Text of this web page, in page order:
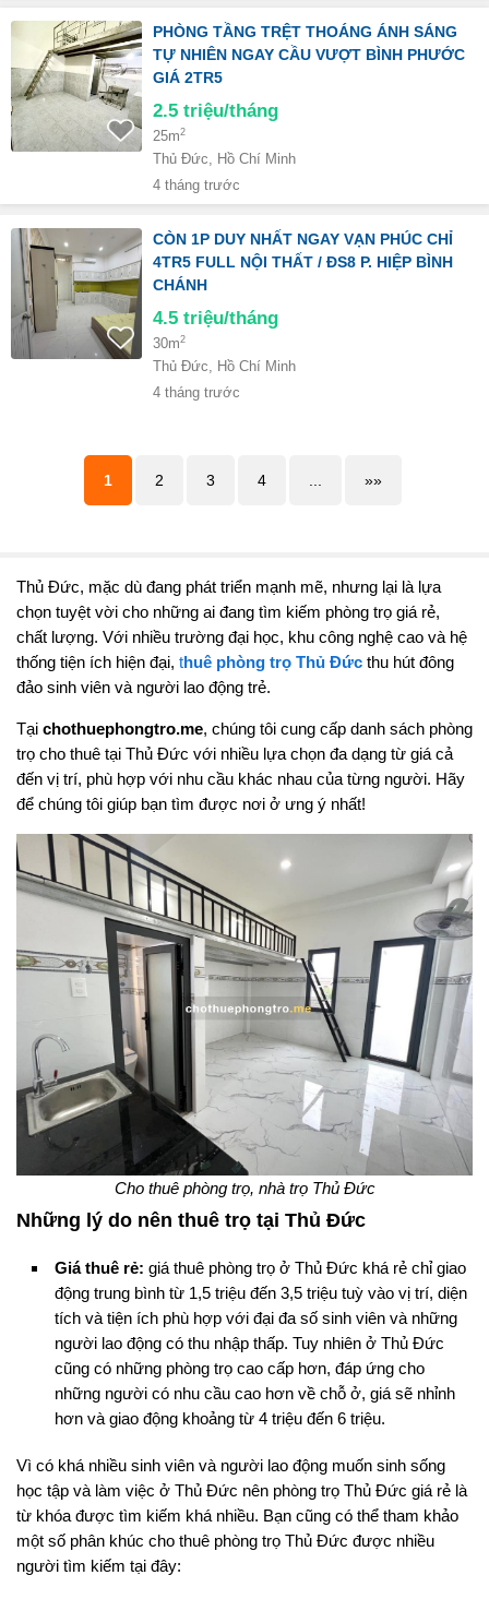
PHÒNG TẦNG TRỆT THOÁNG ÁNH SÁNG
TỰ NHIÊN NGAY CẦU VƯỢT BÌNH PHƯỚC
GIÁ 2TR5
2.5 triệu/tháng
25m2
Thủ Đức, Hồ Chí Minh
4 tháng trước
CÒN 1P DUY NHẤT NGAY VẠN PHÚC CHỈ
4TR5 FULL NỘI THẤT / ĐS8 P. HIỆP BÌNH
CHÁNH
4.5 triệu/tháng
30m2
Thủ Đức, Hồ Chí Minh
4 tháng trước
1 2 3 4 »»
Thủ Đức, mặc dù đang phát triển mạnh mẽ, nhưng lại là lựa
chọn tuyệt vời cho những ai đang tìm kiếm phòng trọ giá rẻ,
chất lượng. Với nhiều trường đại học, khu công nghệ cao và hệ
thống tiện ích hiện đại, thuê phòng trọ Thủ Đức thu hút đông
đảo sinh viên và người lao động trẻ.
Tại chothuephongtro.me, chúng tôi cung cấp danh sách phòng
trọ cho thuê tại Thủ Đức với nhiều lựa chọn đa dạng từ giá cả
đến vị trí, phù hợp với nhu cầu khác nhau của từng người. Hãy
để chúng tôi giúp bạn tìm được nơi ở ưng ý nhất!
Cho thuê phòng trọ, nhà trọ Thủ Đức
Những lý do nên thuê trọ tại Thủ Đức
Giá thuê rẻ: giá thuê phòng trọ ở Thủ Đức khá rẻ chỉ giao
động trung bình từ 1,5 triệu đến 3,5 triệu tuỳ vào vị trí, diện
tích và tiện ích phù hợp với đại đa số sinh viên và những
người lao động có thu nhập thấp. Tuy nhiên ở Thủ Đức
cũng có những phòng trọ cao cấp hơn, đáp ứng cho
những người có nhu cầu cao hơn về chỗ ở, giá sẽ nhỉnh
hơn và giao động khoảng từ 4 triệu đến 6 triệu.
Vì có khá nhiều sinh viên và người lao động muốn sinh sống
học tập và làm việc ở Thủ Đức nên phòng trọ Thủ Đức giá rẻ là
từ khóa được tìm kiếm khá nhiều. Bạn cũng có thể tham khảo
một số phân khúc cho thuê phòng trọ Thủ Đức được nhiều
người tìm kiếm tại đây: